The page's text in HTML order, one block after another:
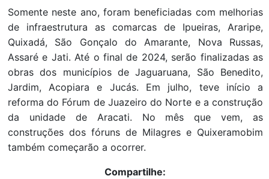
Somente neste ano, foram beneficiadas com melhorias
de infraestrutura as comarcas de Ipueiras, Araripe,
Quixadá, São Gonçalo do Amarante, Nova Russas,
Assaré e Jati. Até o final de 2024, serão finalizadas as
obras dos municípios de Jaguaruana, São Benedito,
Jardim, Acopiara e Jucás. Em julho, teve início a
reforma do Fórum de Juazeiro do Norte e a construção
da unidade de Aracati. No mês que vem, as
construções dos fóruns de Milagres e Quixeramobim
também começarão a ocorrer.
Compartilhe: